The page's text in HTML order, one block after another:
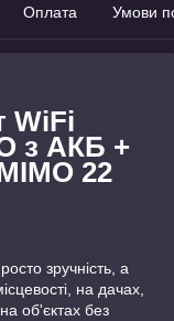
Оплата Умови
WiFi
з АКБ +
22
зручність, а
на дачах,
об'єктах без